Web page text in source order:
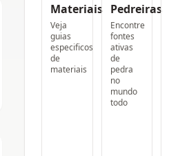
Materiais
Veja
guias
especificos
de
materiais
Pedreiras
Encontre
fontes
ativas
de
pedra
no
mundo
todo